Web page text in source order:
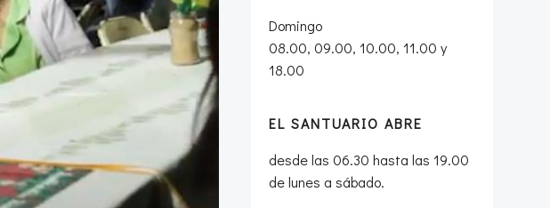
Domingo
08.00, 09.00, 10.00, 11.00 y
18.00
EL SANTUARIO ABRE
desde las 06.30 hasta las 19.00
de lunes a sábado.